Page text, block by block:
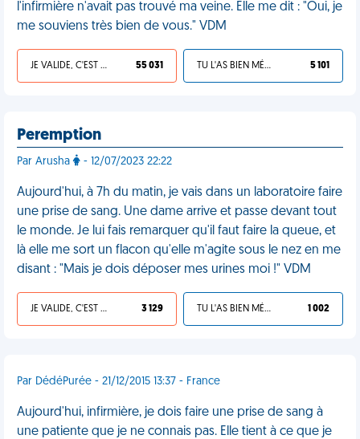
l'infirmière n'avait pas trouvé ma veine. Elle me dit : "Oui, je
me souviens très bien de vous." VDM
JE VALIDE, C'EST UNE VDM 55 031 TU L'AS BIEN MÉRITÉ 5 101
Peremption
Par Arusha - 12/07/2023 22:22
Aujourd'hui, à 7h du matin, je vais dans un laboratoire faire
une prise de sang. Une dame arrive et passe devant tout
le monde. Je lui fais remarquer qu'il faut faire la queue, et
là elle me sort un flacon qu'elle m'agite sous le nez en me
disant : "Mais je dois déposer mes urines moi !" VDM
JE VALIDE, C'EST UNE VDM 3 129 TU L'AS BIEN MÉRITÉ 1 002
Par DédéPurée - 21/12/2015 13:37 - France
Aujourd'hui, infirmière, je dois faire une prise de sang à
une patiente que je ne connais pas. Elle tient à ce que je